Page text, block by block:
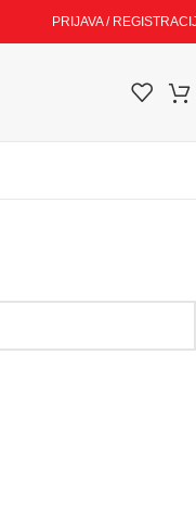
PRIJAVA /